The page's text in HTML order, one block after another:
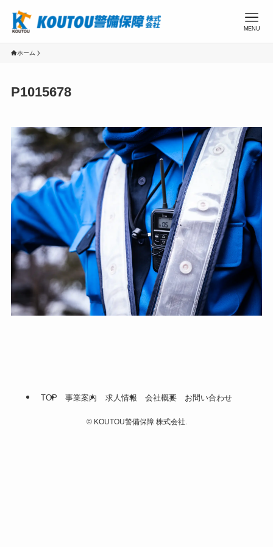
MENU
ホーム
P1015678
TOP 事業案内 求人情報 会社概要 お問い合わせ
©KOUTOU警備保障 株式会社.